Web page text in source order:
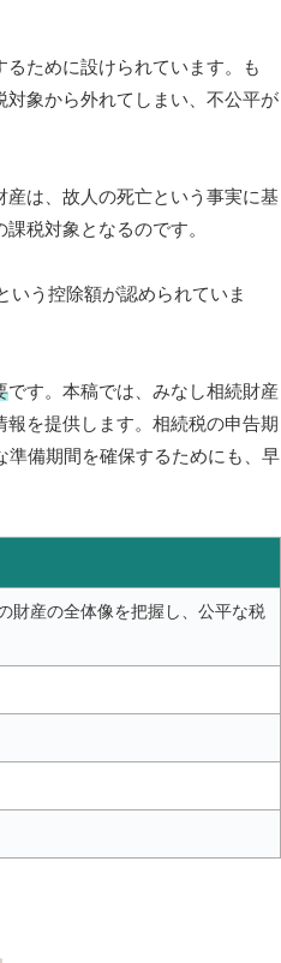
るために設けられています。も
象から外れてしまい、不公平が
産は、故人の死亡という事実に基
税対象となるのです。
いう控除額が認められていま
です。本稿では、みなし相続財産
を提供します。相続税の申告期
準備期間を確保するためにも、早
財産の全体像を把握し、公平な税